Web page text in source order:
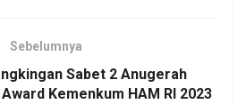
Sebelumnya
Sabet 2 Anugerah
Kemenkum HAM RI 2023